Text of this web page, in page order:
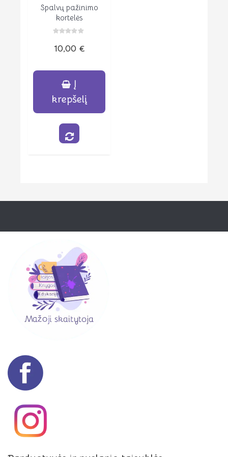
Peržiūrėti
Spalvų pažinimo
kortelės
iš
10,00 €
Į
krepšelį